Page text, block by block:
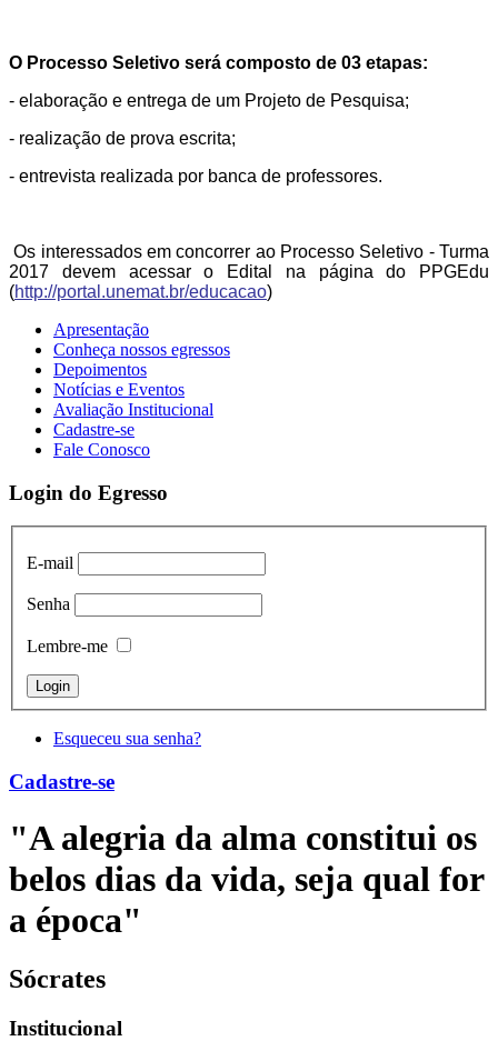
O Processo Seletivo será composto de 03 etapas:
- elaboração e entrega de um Projeto de Pesquisa;
- realização de prova escrita;
- entrevista realizada por banca de professores.
Os interessados em concorrer ao Processo Seletivo - Turma
2017 devem acessar o Edital na página do PPGEdu
(http://portal.unemat.br/educacao)
Apresentação
Conheça nossos egressos
Depoimentos
Notícias e Eventos
Avaliação Institucional
Cadastre-se
Fale Conosco
Login do Egresso
E-mail
Senha
Lembre-me
Login
Esqueceu sua senha?
Cadastre-se
"A alegria da alma constitui os
belos dias da vida, seja qual for
a época"
Sócrates
Institucional